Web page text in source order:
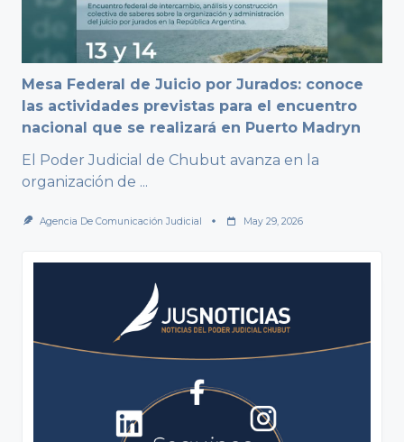
Mesa Federal de Juicio por Jurados: conoce
las actividades previstas para el encuentro
nacional que se realizará en Puerto Madryn
El Poder Judicial de Chubut avanza en la
organización de ...
Agencia De Comunicación Judicial May 29, 2026